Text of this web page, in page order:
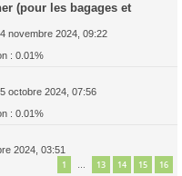
(pour les bagages et
novembre 2024, 09:22
: 0.01%
octobre 2024, 07:56
: 0.01%
2024, 03:51
1 … 13 14 15 16